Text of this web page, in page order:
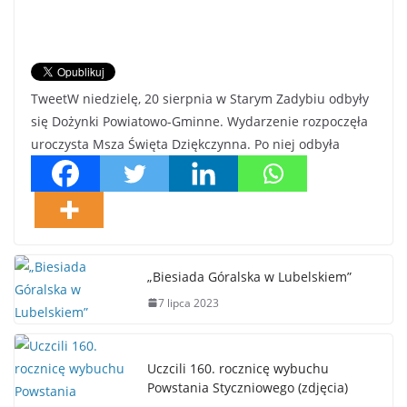
TweetW niedzielę, 20 sierpnia w Starym Zadybiu odbyły
się Dożynki Powiatowo-Gminne. Wydarzenie rozpoczęła
uroczysta Msza Święta Dziękczynna. Po niej odbyła
„Biesiada Góralska w Lubelskiem”
7 lipca 2023
Uczcili 160. rocznicę wybuchu
Powstania Styczniowego (zdjęcia)